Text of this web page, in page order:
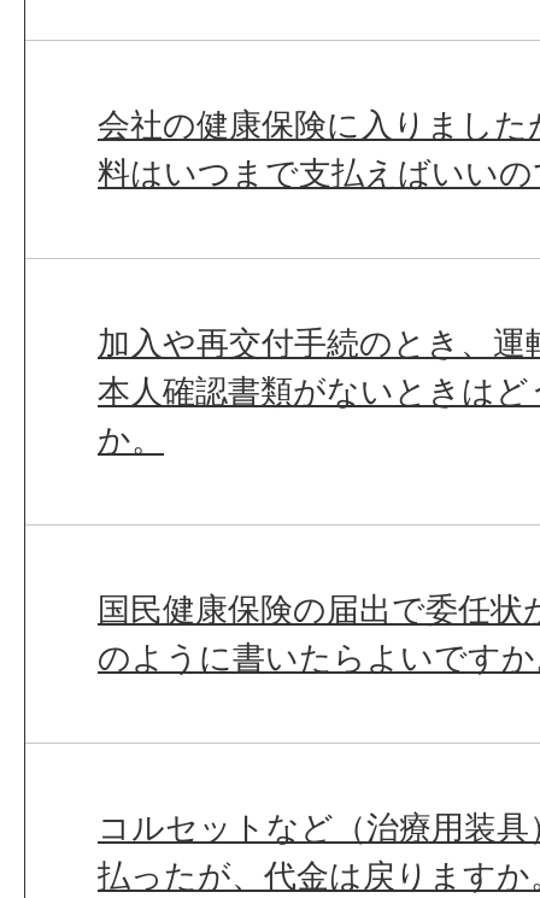
会社の健康保険に入りました
料はいつまで支払えばいい
加入や再交付手続のとき、
本人確認書類がないときは
か。
国民健康保険の届出で委任
のように書いたらよいです
コルセットなど（治療用装
払ったが、代金は戻りますか